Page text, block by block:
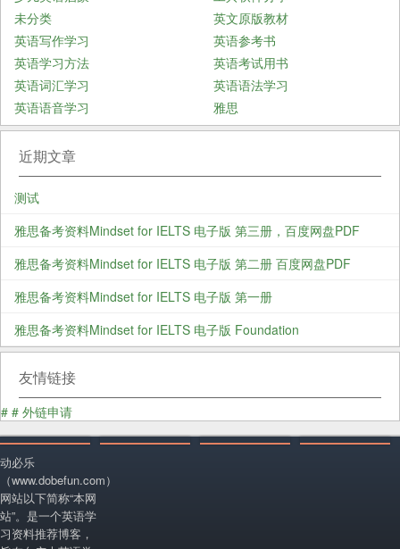
未分类
英文原版教材
英语写作学习
英语参考书
英语学习方法
英语考试用书
英语词汇学习
英语语法学习
英语语音学习
雅思
近期文章
测试
雅思备考资料Mindset for IELTS 电子版 第三册，百度网盘PDF
雅思备考资料Mindset for IELTS 电子版 第二册 百度网盘PDF
雅思备考资料Mindset for IELTS 电子版 第一册
雅思备考资料Mindset for IELTS 电子版 Foundation
友情链接
# # 外链申请
动必乐
（www.dobefun.com）
网站以下简称“本网
站”。是一个英语学
习资料推荐博客，